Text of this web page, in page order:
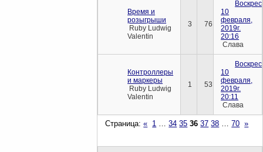
Время и
розыгрыши
Ruby Ludwig
Valentin
3 76
10
февраля,
2019г.
20:16
Слава
Контроллеры
и маркеры
Ruby Ludwig
Valentin
1 53
10
февраля,
2019г.
20:11
Слава
Страница:« 1 … 34 35 36 37 38 … 70 »